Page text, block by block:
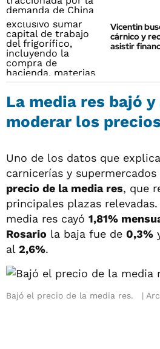
Vicentin
cárnico y
asistir
La media res bajó y
moderar los precios
Uno de los datos que
carnicerías y
precio de la media res, que
principales plazas
media res cayó 1,81%
Rosario la baja fue de 0,3%
al 2,6%.
Bajó el precio de la media res.